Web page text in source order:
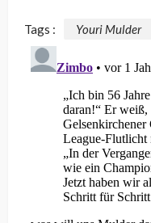
Tags : Youri Mulder